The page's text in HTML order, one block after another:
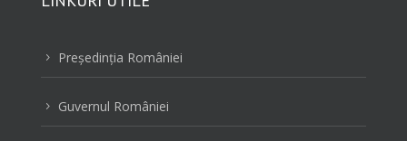
5 Preşedinţia României
5 Guvernul României